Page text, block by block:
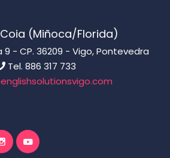
(Miñoca/Florida)
9 - CP. 36209 - Vigo, Pontevedra
Tel. 886 317 733